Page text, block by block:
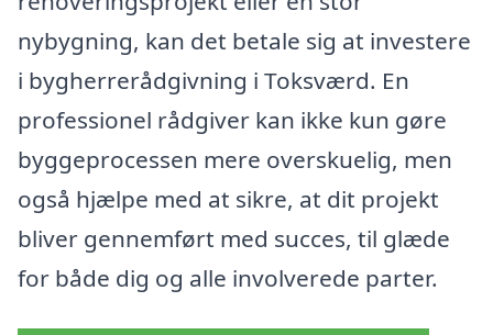
nybygning, kan det betale sig at investere
i bygherrerådgivning i Toksværd. En
professionel rådgiver kan ikke kun gøre
byggeprocessen mere overskuelig, men
også hjælpe med at sikre, at dit projekt
bliver gennemført med succes, til glæde
for både dig og alle involverede parter.